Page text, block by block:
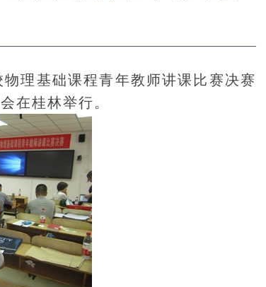
理基础课程青年教师讲课比赛决赛
在桂林举行。